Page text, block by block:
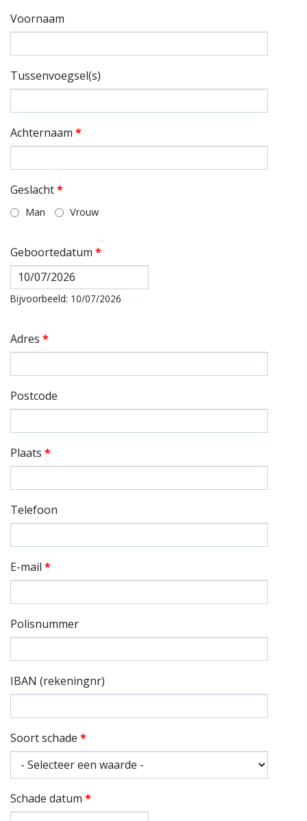
Voornaam
Tussenvoegsel(s)
Achternaam *
Geslacht*
Man Vrouw
Geboortedatum *
Datum
Bijvoorbeeld: 10/07/2026
Adres *
Postcode
Plaats *
Telefoon
E-mail *
Polisnummer
IBAN (rekeningnr)
Soort schade *
Schade datum *